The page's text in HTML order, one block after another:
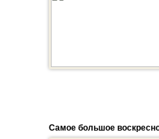
Самое большое